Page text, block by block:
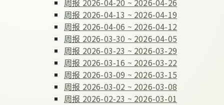
周报 2026-04-20 ~ 2026-04-26
周报 2026-04-13 ~ 2026-04-19
周报 2026-04-06 ~ 2026-04-12
周报 2026-03-30 ~ 2026-04-05
周报 2026-03-23 ~ 2026-03-29
周报 2026-03-16 ~ 2026-03-22
周报 2026-03-09 ~ 2026-03-15
周报 2026-03-02 ~ 2026-03-08
周报 2026-02-23 ~ 2026-03-01